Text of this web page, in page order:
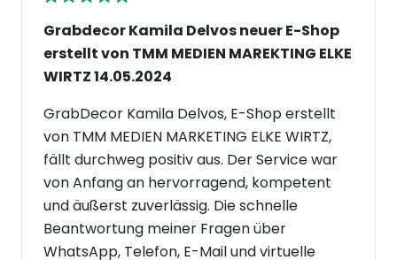
Grabdecor Kamila Delvos neuer E-Shop
erstellt von TMM MEDIEN MAREKTING ELKE
WIRTZ 14.05.2024
GrabDecor Kamila Delvos, E-Shop erstellt
von TMM MEDIEN MARKETING ELKE WIRTZ,
fällt durchweg positiv aus. Der Service war
von Anfang an hervorragend, kompetent
und äußerst zuverlässig. Die schnelle
Beantwortung meiner Fragen über
WhatsApp, Telefon, E-Mail und virtuelle